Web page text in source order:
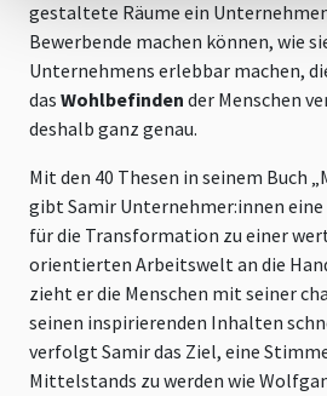
gestaltete Räume ein
Bewerbende machen können, wie
Unternehmens erlebbar machen,
das Wohlbefinden der Menschen
deshalb ganz genau.
Mit den 40 Thesen in seinem Buch
gibt Samir Unternehmer:innen
für die Transformation zu einer
orientierten Arbeitswelt an die
zieht er die Menschen mit seiner
seinen inspirierenden Inhalten
verfolgt Samir das Ziel, eine
Mittelstands zu werden wie